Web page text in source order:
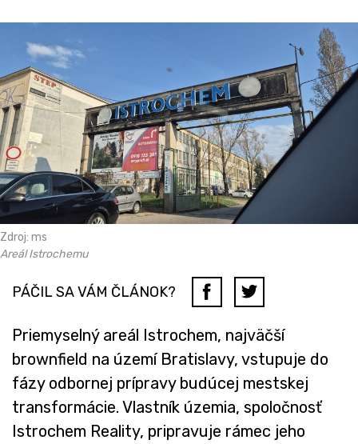
Zdroj: ms
Areál Istrochemu
PÁČIL SA VÁM ČLÁNOK?
Priemyselný areál Istrochem, najväčší
brownfield na území Bratislavy, vstupuje do
fázy odbornej prípravy budúcej mestskej
transformácie. Vlastník územia, spoločnosť
Istrochem Reality, pripravuje rámec jeho